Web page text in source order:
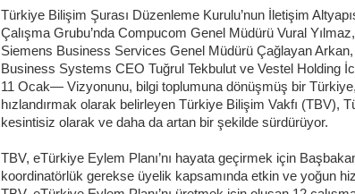
Türkiye Bilişim Şurası Düzenleme Kurulu’nun İletişim
Çalışma Grubu’nda Compucom Genel Müdürü Vural
Siemens Business Services Genel Müdürü Çağlayan
Business Systems CEO Tuğrul Tekbulut ve Vestel Holding
11 Ocak— Vizyonunu, bilgi toplumuna dönüşmüş bir
hızlandırmak olarak belirleyen Türkiye Bilişim Vakfı (TBV),
kesintisiz olarak ve daha da artan bir şekilde sürdürüyor.
TBV, eTürkiye Eylem Planı’nı hayata geçirmek için
koordinatörlük gerekse üyelik kapsamında etkin ve yoğun